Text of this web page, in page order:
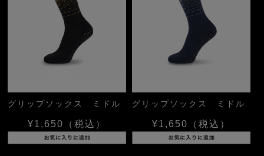
グリップソックス ミドル
¥1,650 （税込）
グリップソックス ミドル
¥1,650 （税込）